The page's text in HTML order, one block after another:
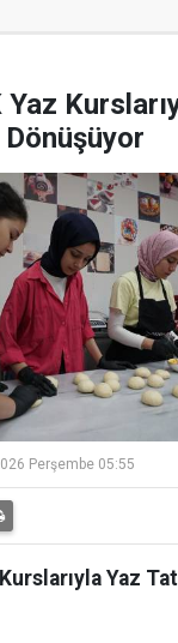
Perşembe 05:55
Yaz